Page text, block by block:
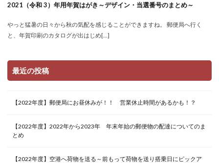
2021（令和 3）年用年賀はがき～デザイン・当選番号のまとめ～
やっと猛暑の日々から秋の気配を感じることができますね。 郵便局へ行く
と、年賀印刷のカタログが出はじめ[…]
最近の投稿
【2022年度】郵便局にお昼休みが！！ 営業休止時間があるかも！？
【2022年度】2022年から2023年 年末年始の郵便物の配達についてのま
とめ
【2022年度】空港へ荷物を送る～前もって荷物を送り搭乗日にピックア